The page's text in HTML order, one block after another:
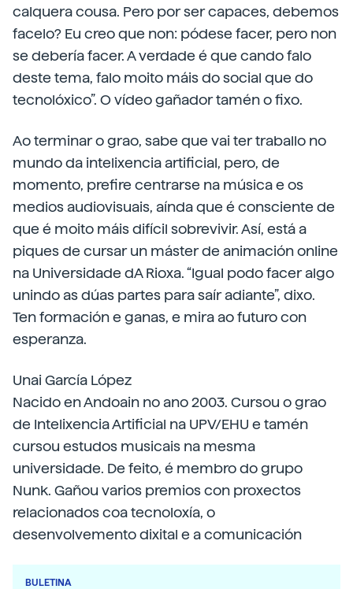
calquera cousa. Pero por ser capaces, debemos
facelo? Eu creo que non: pódese facer, pero non
se debería facer. A verdade é que cando falo
deste tema, falo moito máis do social que do
tecnolóxico”. O vídeo gañador tamén o fixo.
Ao terminar o grao, sabe que vai ter traballo no
mundo da intelixencia artificial, pero, de
momento, prefire centrarse na música e os
medios audiovisuais, aínda que é consciente de
que é moito máis difícil sobrevivir. Así, está a
piques de cursar un máster de animación online
na Universidade dA Rioxa. “Igual podo facer algo
unindo as dúas partes para saír adiante”, dixo.
Ten formación e ganas, e mira ao futuro con
esperanza.
Unai García López
Nacido en Andoain no ano 2003. Cursou o grao
de Intelixencia Artificial na UPV/EHU e tamén
cursou estudos musicais na mesma
universidade. De feito, é membro do grupo
Nunk. Gañou varios premios con proxectos
relacionados coa tecnoloxía, o
desenvolvemento dixital e a comunicación
BULETINA